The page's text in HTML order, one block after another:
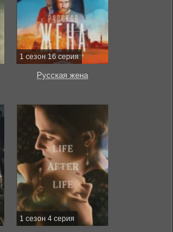
1 сезон 16 серия
Русская жена
1 сезон 4 серия